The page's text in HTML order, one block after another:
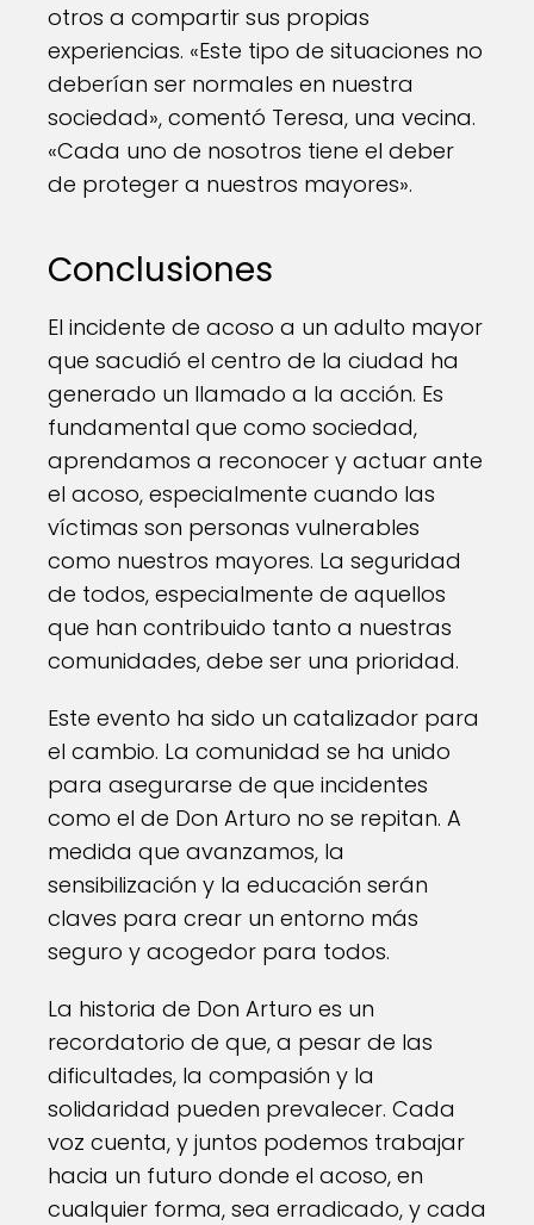
otros a compartir sus propias
experiencias. «Este tipo de situaciones no
deberían ser normales en nuestra
sociedad», comentó Teresa, una vecina.
«Cada uno de nosotros tiene el deber
de proteger a nuestros mayores».
Conclusiones
El incidente de acoso a un adulto mayor
que sacudió el centro de la ciudad ha
generado un llamado a la acción. Es
fundamental que como sociedad,
aprendamos a reconocer y actuar ante
el acoso, especialmente cuando las
víctimas son personas vulnerables
como nuestros mayores. La seguridad
de todos, especialmente de aquellos
que han contribuido tanto a nuestras
comunidades, debe ser una prioridad.
Este evento ha sido un catalizador para
el cambio. La comunidad se ha unido
para asegurarse de que incidentes
como el de Don Arturo no se repitan. A
medida que avanzamos, la
sensibilización y la educación serán
claves para crear un entorno más
seguro y acogedor para todos.
La historia de Don Arturo es un
recordatorio de que, a pesar de las
dificultades, la compasión y la
solidaridad pueden prevalecer. Cada
voz cuenta, y juntos podemos trabajar
hacia un futuro donde el acoso, en
cualquier forma, sea erradicado, y cada